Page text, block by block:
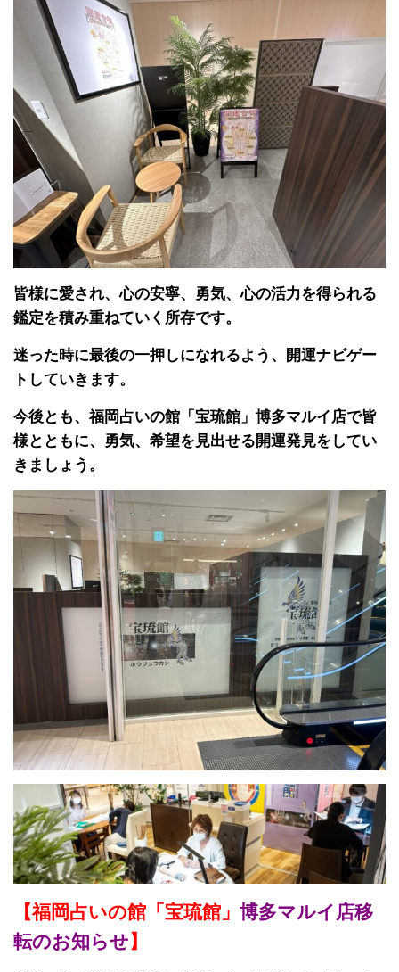
皆様に愛され、心の安寧、勇気、心の活力を得られる
鑑定を積み重ねていく所存です。
迷った時に最後の一押しになれるよう、開運ナビゲー
トしていきます。
今後とも、福岡占いの館「宝琉館」博多マルイ店で皆
様とともに、勇気、希望を見出せる開運発見をしてい
きましょう。
【福岡占いの館「宝琉館」 博多マルイ店移
転のお知らせ】